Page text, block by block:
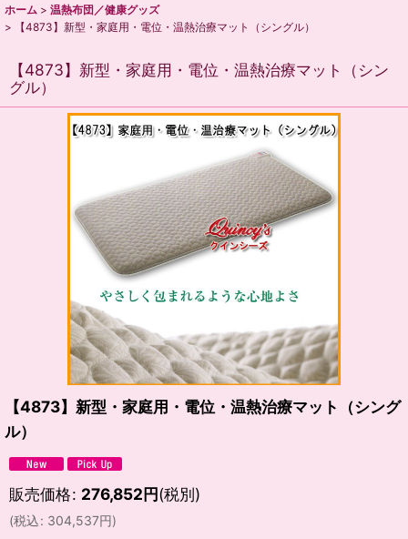
ホーム > 温熱布団／健康グッズ
>
【4873】新型・家庭用・電位・温熱治療マット（シングル）
【4873】新型・家庭用・電位・温熱治療マット（シン
グル）
【4873】新型・家庭用・電位・温熱治療マット（シング
ル）
販売価格: 276,852円(税別)
(税込: 304,537円)